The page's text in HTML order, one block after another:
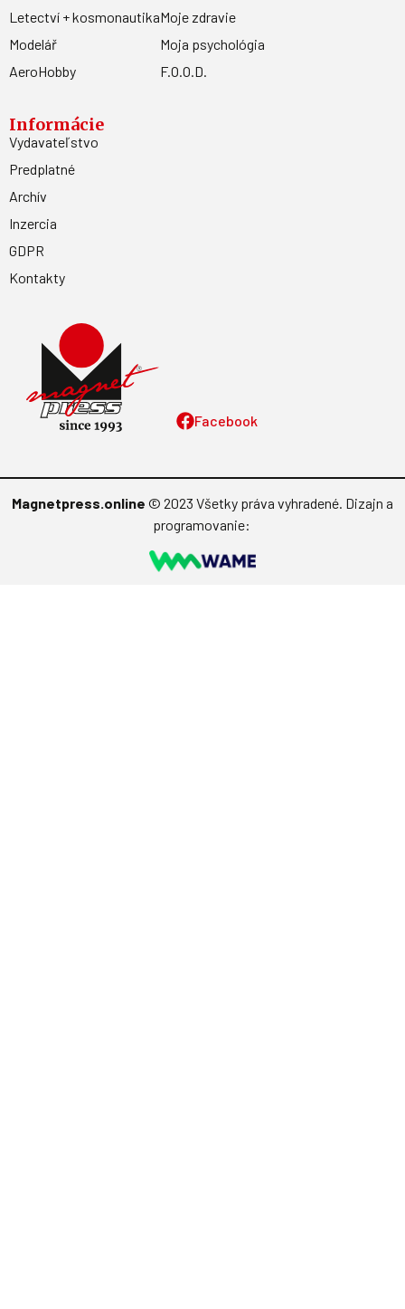
Facebook
Letectví + kosmonautika
Modelář
AeroHobby
Moje zdravie
Moja psychológia
F.O.O.D.
Informácie
Vydavateľstvo
Predplatné
Archív
Inzercia
GDPR
Kontakty
Magnetpress.online © 2023 Všetky práva vyhradené. Dizajn a
programovanie: